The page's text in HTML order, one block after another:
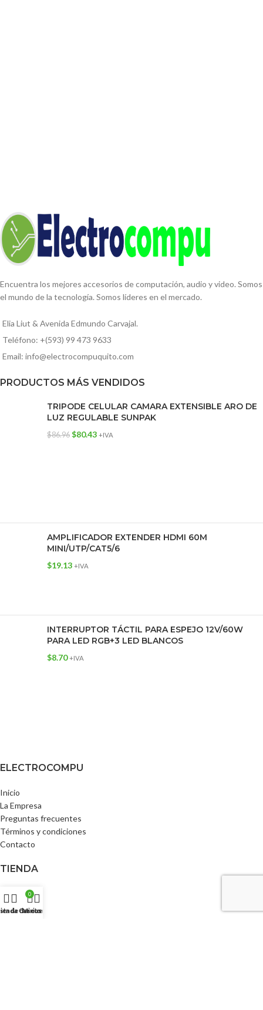
Encuentra los mejores accesorios de computación, audio y video. Somos
el mundo de la tecnología. Somos líderes en el mercado.
Elia Liut & Avenida Edmundo Carvajal.
Teléfono: +(593) 99 473 9633
Email: info@electrocompuquito.com
PRODUCTOS MÁS VENDIDOS
TRIPODE CELULAR CAMARA EXTENSIBLE ARO DE
LUZ REGULABLE SUNPAK
$86.96 $80.43 +IVA
AMPLIFICADOR EXTENDER HDMI 60M
MINI/UTP/CAT5/6
$19.13 +IVA
INTERRUPTOR TÁCTIL PARA ESPEJO 12V/60W
PARA LED RGB+3 LED BLANCOS
$8.70 +IVA
ELECTROCOMPU
Inicio
La Empresa
Preguntas frecuentes
Términos y condiciones
Contacto
TIENDA
Tienda
Productos
de deseos
0
Carrito
Mi cuenta